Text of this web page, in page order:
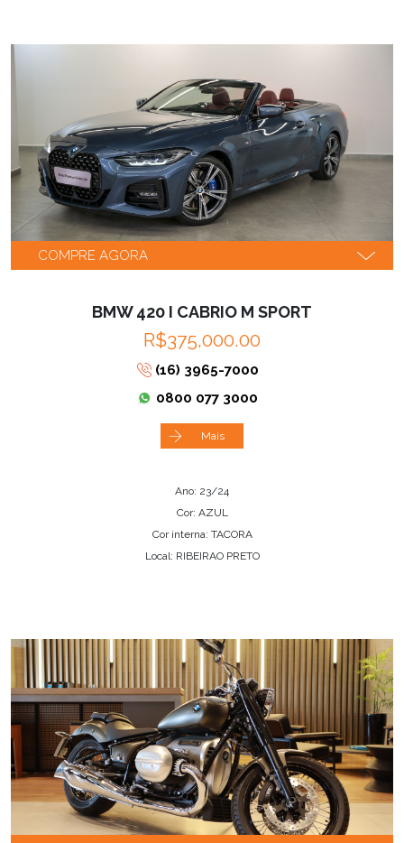
COMPRE AGORA
BMW 420 I CABRIO M SPORT
R$375,000.00
(16) 3965-7000
0800 077 3000
Mais
Ano: 23/24
Cor: AZUL
Cor interna: TACORA
Local: RIBEIRAO PRETO